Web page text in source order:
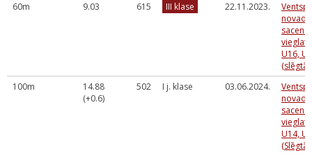
60m 9.03 615 III klase 22.11.2023.
novada
U16,
100m
14.88
(+0.6)
502 I j. klase 03.06.2024.
novada
U14,